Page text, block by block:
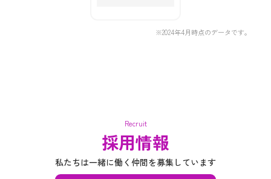
※2024年4月時点のデータです。
Recruit
採用情報
私たちは一緒に働く仲間を募集しています